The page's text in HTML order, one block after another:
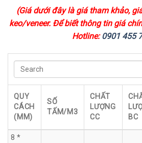
(Giá dưới đây là giá tham khảo,
keo/veneer. Để biết thông tin giá
Hotline:0901 455
SEARCH
QUY
CÁCH
(MM)
SỐ
TẤM/M3
CHẤT
LƯỢNG
CC
BC
8 *